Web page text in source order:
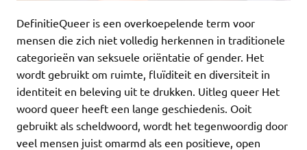
DefinitieQueer is een overkoepelende term voor
mensen die zich niet volledig herkennen in traditionele
categorieën van seksuele oriëntatie of gender. Het
wordt gebruikt om ruimte, fluïditeit en diversiteit in
identiteit en beleving uit te drukken. Uitleg queer Het
woord queer heeft een lange geschiedenis. Ooit
gebruikt als scheldwoord, wordt het tegenwoordig door
veel mensen juist omarmd als een positieve, open